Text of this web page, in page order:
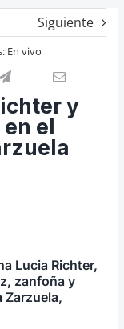
Siguiente
En vivo
y
el
Lucia Richter,
zanfoña y
Zarzuela,